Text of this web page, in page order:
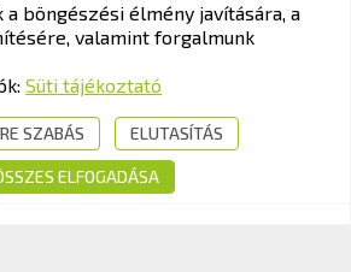
ÉS VIZSGAKÖZPONT
Polgár utca 8-10.
a böngészési élmény javítására, a
valamint forgalmunk
Süti tájékoztató
SZABÁS ELUTASÍTÁS
ELFOGADÁSA